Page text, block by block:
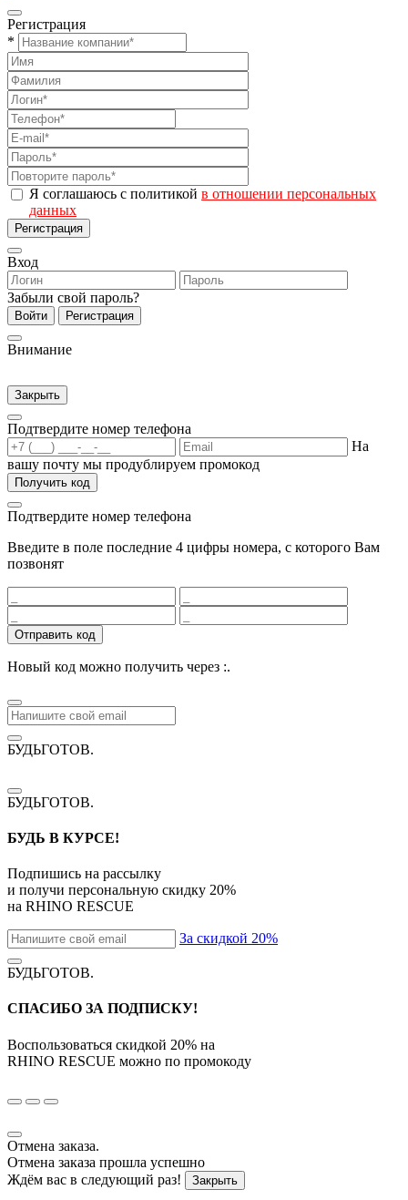
Регистрация
*
Я соглашаюсь с политикой в отношении персональных
данных
Регистрация
Вход
Забыли свой пароль?
Войти Регистрация
Внимание
Закрыть
Подтвердите номер телефона
На
вашу почту мы продублируем промокод
Получить код
Подтвердите номер телефона
Введите в поле последние 4 цифры номера, с которого Вам
позвонят
Отправить код
Новый код можно получить через :.
БУДЬГОТОВ.
БУДЬГОТОВ.
БУДЬ В КУРСЕ!
Подпишись на рассылку
и получи персональную скидку 20%
на RHINO RESCUE
За скидкой 20%
БУДЬГОТОВ.
СПАСИБО ЗА ПОДПИСКУ!
Воспользоваться скидкой 20% на
RHINO RESCUE можно по промокоду
Отмена заказа.
Отмена заказа прошла успешно
Ждём вас в следующий раз!
Закрыть